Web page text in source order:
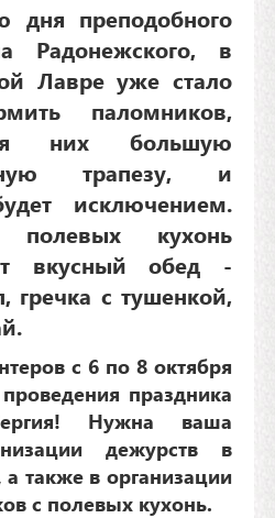
дня преподобного
Радонежского, в
Лавре уже стало
паломников,
них большую
трапезу, и
исключением.
кухонь
вкусный обед -
гречка с тушенкой,
с 6 по 8 октября
праздника
ергия! Нужна ваша
дежурств в
также в организации
с полевых кухонь.